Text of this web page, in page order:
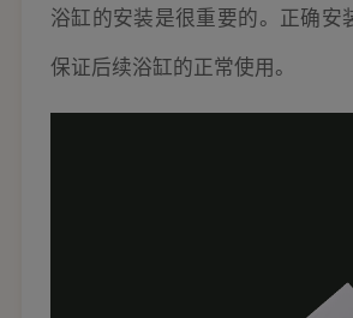
浴缸的安装是很重要的。正确安
保证后续浴缸的正常使用。